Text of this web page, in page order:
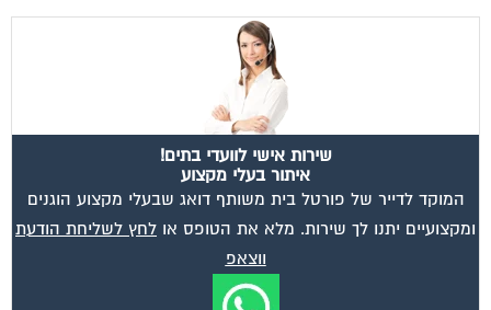
שירות אישי לוועדי בתים!
איתור בעלי מקצוע
המוקד לדייר של פורטל בית משותף דואג שבעלי מקצוע הוגנים
ומקצועיים יתנו לך שירות. מלא את הטופס או לחץ לשליחת הודעת
ווצאפ